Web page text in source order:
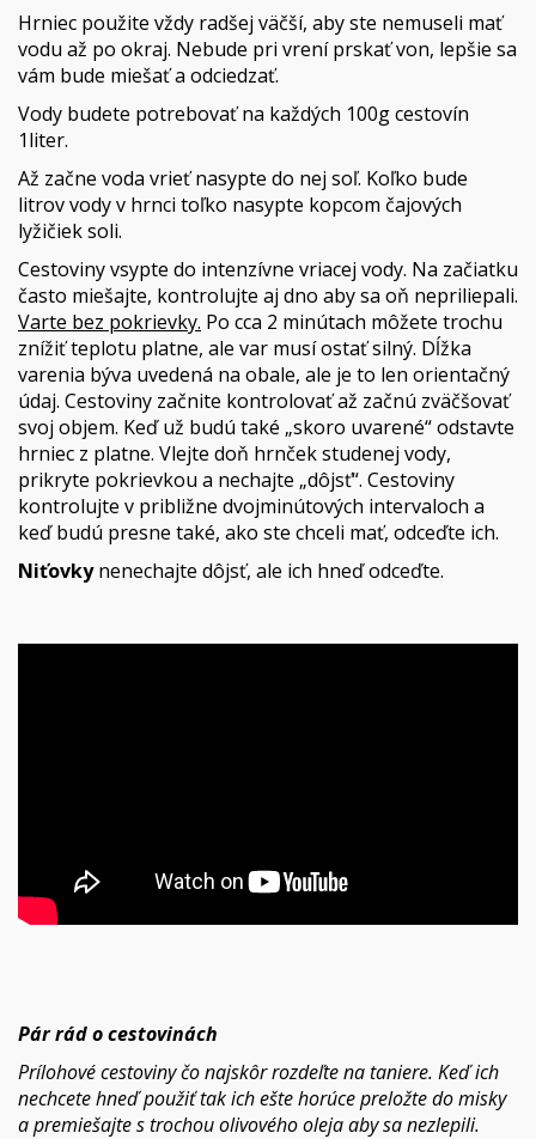
Hrniec použite vždy radšej väčší, aby ste nemuseli mať
vodu až po okraj. Nebude pri vrení prskať von, lepšie sa
vám bude miešať a odciedzať.
Vody budete potrebovať na každých 100g cestovín
1liter.
Až začne voda vrieť nasypte do nej soľ. Koľko bude
litrov vody v hrnci toľko nasypte kopcom čajových
lyžičiek soli.
Cestoviny vsypte do intenzívne vriacej vody. Na začiatku
často miešajte, kontrolujte aj dno aby sa oň nepriliepali.
Varte bez pokrievky. Po cca 2 minútach môžete trochu
znížiť teplotu platne, ale var musí ostať silný. Dĺžka
varenia býva uvedená na obale, ale je to len orientačný
údaj. Cestoviny začnite kontrolovať až začnú zväčšovať
svoj objem. Keď už budú také „skoro uvarené“ odstavte
hrniec z platne. Vlejte doň hrnček studenej vody,
prikryte pokrievkou a nechajte „dôjsť“. Cestoviny
kontrolujte v približne dvojminútových intervaloch a
keď budú presne také, ako ste chceli mať, odceďte ich.
Niťovkynenechajte dôjsť, ale ich hneď odceďte.
Pár rád o cestovinách
Prílohové cestoviny čo najskôr rozdeľte na taniere. Keď ich
nechcete hneď použiť tak ich ešte horúce preložte do misky
a premiešajte s trochou olivového oleja aby sa nezlepili.